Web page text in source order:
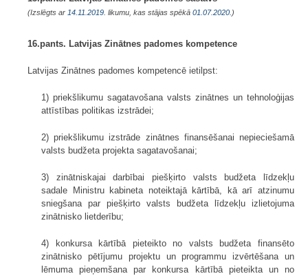
(Izslēgts ar 14.11.2019 . likumu, kas stājas spēkā 01.07.2020. )
16.pants. Latvijas Zinātnes padomes kompetence
Latvijas Zinātnes padomes kompetencē ietilpst:
1) priekšlikumu sagatavošana valsts zinātnes un tehnoloģijas
attīstības politikas izstrādei;
2) priekšlikumu izstrāde zinātnes finansēšanai nepieciešamā
valsts budžeta projekta sagatavošanai;
3) zinātniskajai darbībai piešķirto valsts budžeta līdzekļu
sadale Ministru kabineta noteiktajā kārtībā, kā arī atzinumu
sniegšana par piešķirto valsts budžeta līdzekļu izlietojuma
zinātnisko lietderību;
4) konkursa kārtībā pieteikto no valsts budžeta finansēto
zinātnisko pētījumu projektu un programmu izvērtēšana un
lēmuma pieņemšana par konkursa kārtībā pieteikta un no